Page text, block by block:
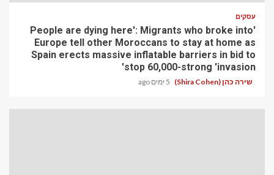
עסקים
'People are dying here': Migrants who broke into
Europe tell other Moroccans to stay at home as
Spain erects massive inflatable barriers in bid to
stop 60,000-strong 'invasion'
שירה כהן (Shira Cohen) 5 ימים ago